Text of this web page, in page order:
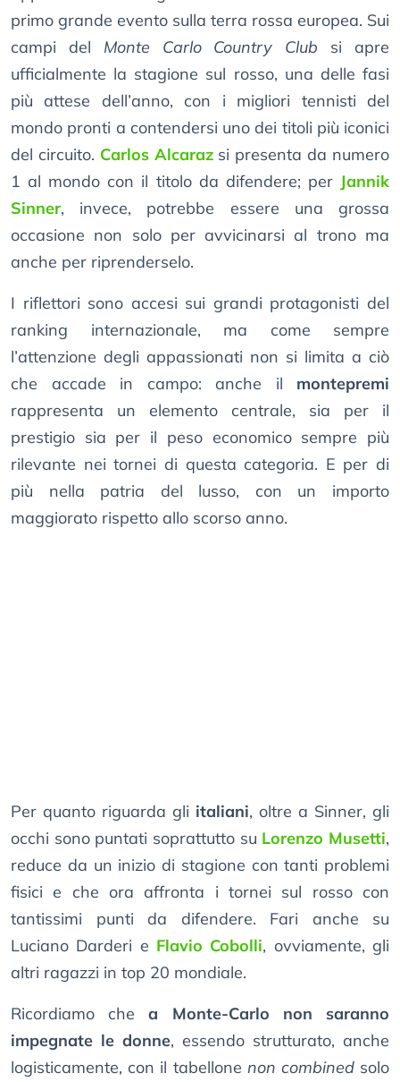
primo grande evento sulla terra rossa europea. Sui
campi del Monte Carlo Country Club si apre
ufficialmente la stagione sul rosso, una delle fasi
più attese dell’anno, con i migliori tennisti del
mondo pronti a contendersi uno dei titoli più iconici
del circuito. Carlos Alcarazsi presenta da numero
1 al mondo con il titolo da difendere; per Jannik
Sinner, invece, potrebbe essere una grossa
occasione non solo per avvicinarsi al trono ma
anche per riprenderselo.
I riflettori sono accesi sui grandi protagonisti del
ranking internazionale, ma come sempre
l’attenzione degli appassionati non si limita a ciò
che accade in campo: anche il montepremi
rappresenta un elemento centrale, sia per il
prestigio sia per il peso economico sempre più
rilevante nei tornei di questa categoria. E per di
più nella patria del lusso, con un importo
maggiorato rispetto allo scorso anno.
Per quanto riguarda gli italiani, oltre a Sinner, gli
occhi sono puntati soprattutto su Lorenzo Musetti,
reduce da un inizio di stagione con tanti problemi
fisici e che ora affronta i tornei sul rosso con
tantissimi punti da difendere. Fari anche su
Luciano Darderi e Flavio Cobolli, ovviamente, gli
altri ragazzi in top 20 mondiale.
Ricordiamo chea Monte-Carlo non saranno
impegnate le donne, essendo strutturato, anche
logisticamente, con il tabellone non combinedsolo